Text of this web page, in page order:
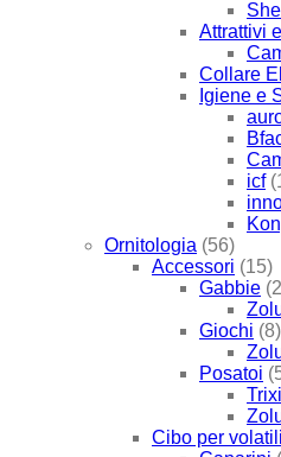
Attrattivi
Collare
Igiene e
icf
Ornitologia (56)
Accessori (15)
Gabbie
Giochi (8)
Posatoi
Cibo per volatili